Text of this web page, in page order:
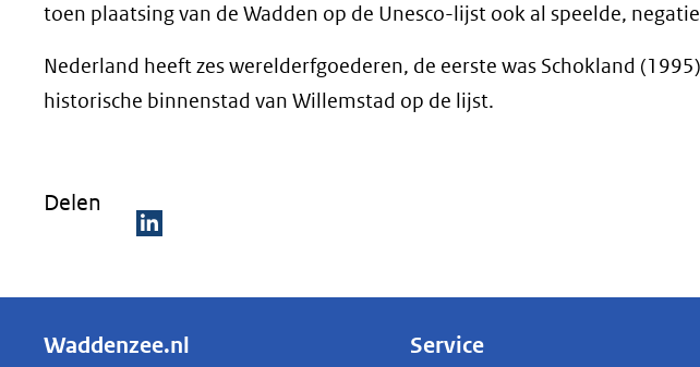
toen plaatsing van de Wadden op de Unesco-lijst ook al speelde,
Nederland heeft zes werelderfgoederen, de eerste was Schokland
historische binnenstad van Willemstad op de lijst.
Delen
e
e
Waddenzee.nl Service